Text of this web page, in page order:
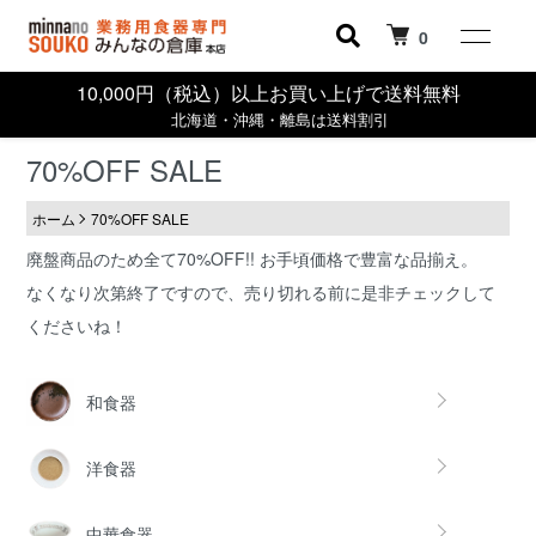
0
10,000円（税込）以上お買い上げで送料無料
北海道・沖縄・離島は送料割引
70%OFF SALE
ホーム 70%OFF SALE
廃盤商品のため全て70%OFF!! お手頃価格で豊富な品揃え。
なくなり次第終了ですので、売り切れる前に是非チェックして
くださいね！
カテゴリー一覧
和食器
洋食器